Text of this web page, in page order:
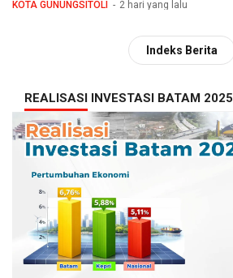
KOTA GUNUNGSITOLI 2 hari yang lalu
Indeks Berita
REALISASI INVESTASI BATAM 2025